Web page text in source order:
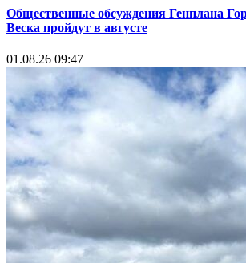
Общественные обсуждения Генплана
Веска пройдут в августе
01.08.26 09:47